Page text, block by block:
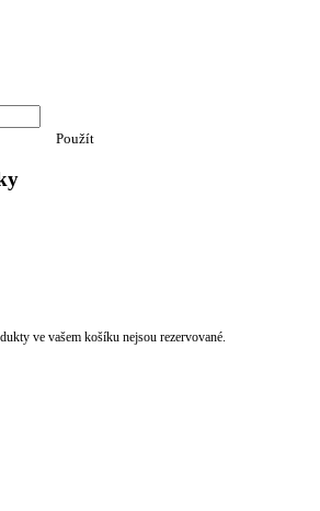
Použít
ve vašem košíku nejsou rezervované.